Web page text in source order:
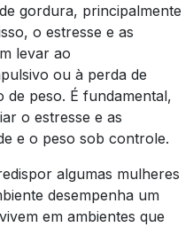
gordura, principalmente
o estresse e as
levar ao
ou à perda de
peso. É fundamental,
o estresse e as
e o peso sob controle.
algumas mulheres
desempenha um
em ambientes que